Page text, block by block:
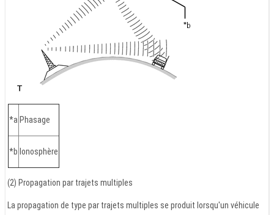
*a Phasage
*b Ionosphère
(2) Propagation par trajets multiples
La propagation de type par trajets multiples se produit lorsqu'un véhicule